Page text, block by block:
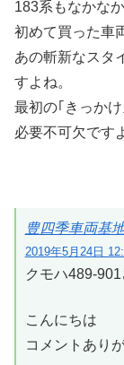
183系もなかな
初めて買った車
あの斬新なスタ
すよね。
最初の｢きっか
必要不可欠です
豊四季車両基
2019年5月24日
クモハ489-901
こんにちは
コメントあり